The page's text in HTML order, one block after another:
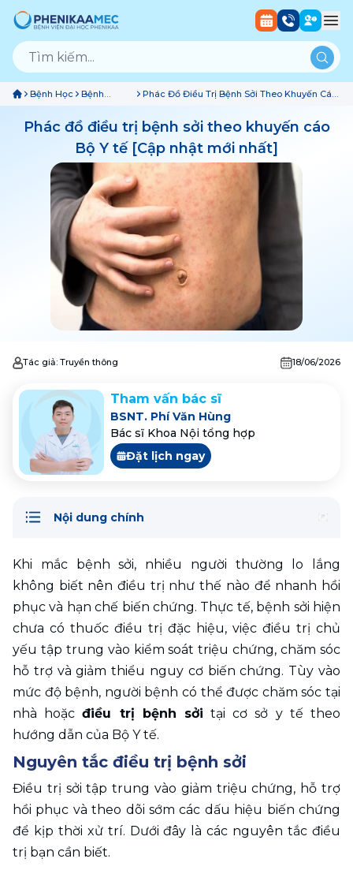
Bệnh Học
Bệnh
Truyền
Nhiễm
Phác Đồ Điều Trị Bệnh Sởi Theo Khuyến Cáo
Phác đồ điều trị bệnh sởi theo khuyến cáo
Bộ Y tế [Cập nhật mới nhất]
Tác giả: Truyền thông 18/06/2026
Tham vấn bác sĩ
BSNT. Phí Văn Hùng
Bác sĩ Khoa Nội tổng hợp
Đặt lịch ngay
Nội dung chính
Khi mắc bệnh sởi, nhiều người thường lo lắng
không biết nên điều trị như thế nào để nhanh hồi
phục và hạn chế biến chứng. Thực tế, bệnh sởi hiện
chưa có thuốc điều trị đặc hiệu, việc điều trị chủ
yếu tập trung vào kiểm soát triệu chứng, chăm sóc
hỗ trợ và giảm thiểu nguy cơ biến chứng. Tùy vào
mức độ bệnh, người bệnh có thể được chăm sóc tại
nhà hoặc điều trị bệnh sởi tại cơ sở y tế theo
hướng dẫn của Bộ Y tế.
Nguyên tắc điều trị bệnh sởi
Điều trị sởi tập trung vào giảm triệu chứng, hỗ trợ
hồi phục và theo dõi sớm các dấu hiệu biến chứng
để kịp thời xử trí. Dưới đây là các nguyên tắc điều
trị bạn cần biết.